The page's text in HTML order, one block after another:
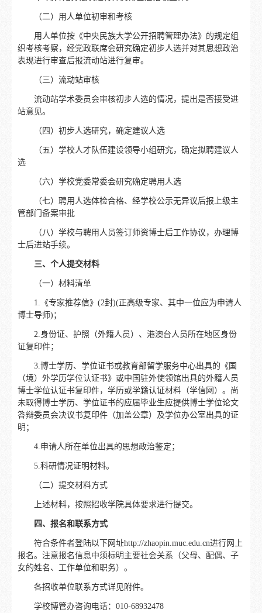
（二）用人单位初审和考核
用人单位按《中央民族大学公开招聘管理办法》的规定组
织考核考察，经党政联席会研究确定初步人选并对其思想政治
表现进行审查后报流动站进行复审。
（三）流动站审核
流动站学术委员会审核初步人选的情况，提出是否接受进
站意见。
（四）初步人选研究，确定建议人选
（五）学校人才队伍建设领导小组研究，确定拟聘建议人
选
（六）学校党委常委会研究确定聘用人选
（七）聘用人选体检合格、经学校公示无异议后报上级主
管部门备案审批
（八）学校与聘用人员签订师资博士后工作协议，办理博
士后进站手续。
三、个人提交材料
（一）材料清单
1.《专家推荐信》(2封)(正高级专家、其中一位应为申请人
博士导师)；
2.身份证、护照（外籍人员）、港澳台人员所在地区身份
证复印件；
3.博士学历、学位证书或教育部留学服务中心出具的《国
（境）外学历学位认证书》或中国驻外使领馆出具的外籍人员
博士学位认证书复印件，学历或学籍认证材料（学信网）。尚
未取得博士学历、学位证书的应届毕业生应提供博士学位论文
答辩委员会决议书复印件（加盖公章）及学位办公室出具的证
明；
4.申请人所在单位出具的思想政治鉴定；
5.科研情况证明材料。
（二）提交材料方式
上述材料，按照招收学院具体要求进行提交。
四、报名和联系方式
符合条件者登陆以下网址http://zhaopin.muc.edu.cn进行网上
报名。注意报名信息中须标明主要社会关系（父母、配偶、子
女的姓名、工作单位和职务）。
各招收单位联系方式详见附件。
学校博管办咨询电话：010-68932478